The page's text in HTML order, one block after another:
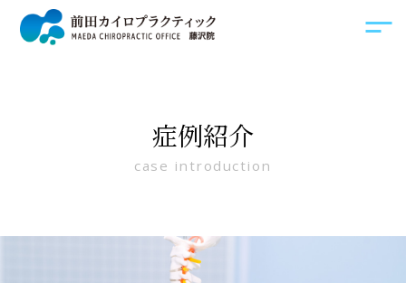
症例紹介
case introduction